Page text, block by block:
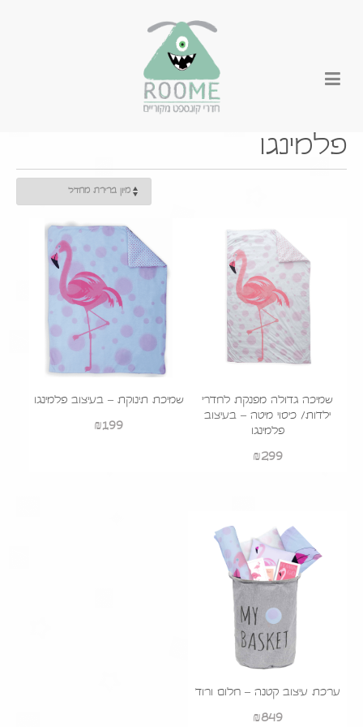
פלמינגו
שמיכה גדולה מפנקת לחדרי
ילדות/ כיסוי מיטה – בעיצוב
פלמינגו
₪299
שמיכת תינוקת – בעיצוב פלמינגו
₪199
ערכת עיצוב קטנה – חלום ורוד
₪849